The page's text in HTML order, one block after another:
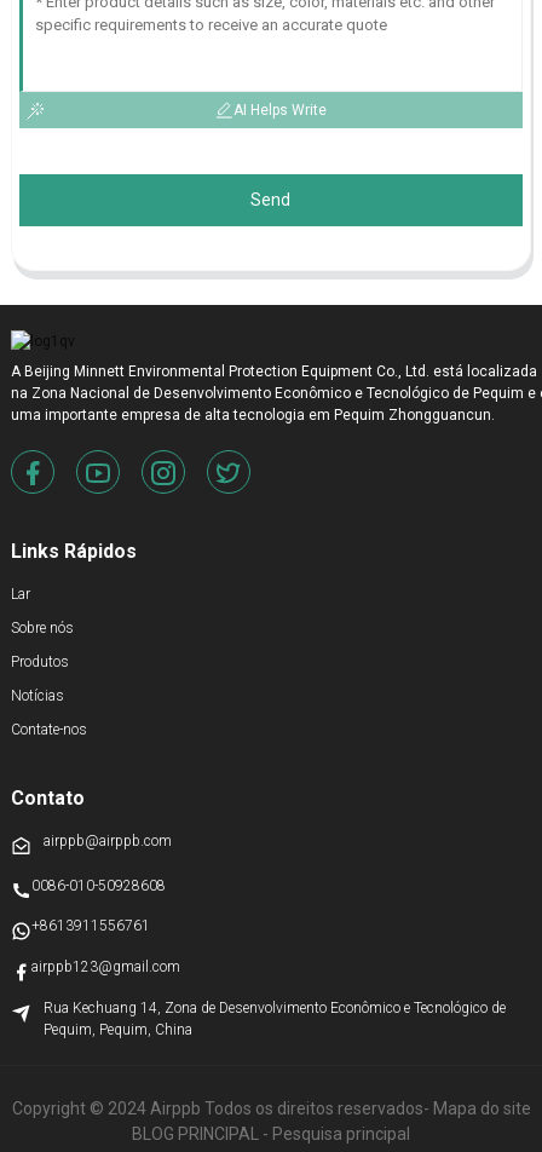
AI Helps Write
Send
A Beijing Minnett Environmental Protection Equipment Co., Ltd. está localizada
na Zona Nacional de Desenvolvimento Econômico e Tecnológico de Pequim e
uma importante empresa de alta tecnologia em Pequim Zhongguancun.
Links Rápidos
Lar
Sobre nós
Produtos
Notícias
Contate-nos
Contato
airppb@airppb.com
0086-010-50928608
+8613911556761
airppb123@gmail.com
Rua Kechuang 14, Zona de Desenvolvimento Econômico e Tecnológico de
Pequim, Pequim, China
Copyright © 2024 Airppb Todos os direitos reservados- Mapa do site
BLOG PRINCIPAL
- Pesquisa principal